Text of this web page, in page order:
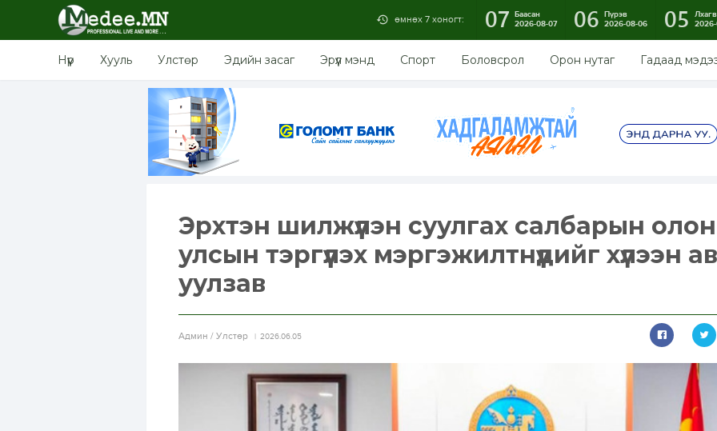
өмнөх 7 хоногт: 07 Баасан
2026-08-07
06 Пүрэв
2026-08-06
05
Нүүр Хууль Улстөр Эдийн засаг Эрүүл мэнд Спорт Боловсрол Орон нутаг Гадаад
Эрхтэн шилжүүлэн суулгах салбарын олон
улсын тэргүүлэх мэргэжилтнүүдийг хүлээн
уулзав
Aдмин / Улстөр 2026.06.05